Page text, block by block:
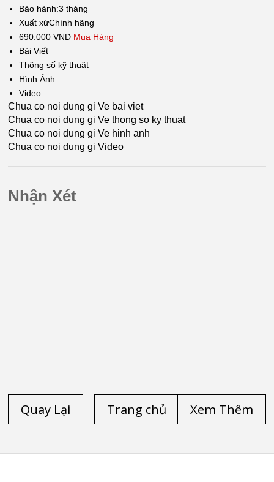
Bảo hành:3 tháng
Xuất xứChính hãng
690.000 VND Mua Hàng
Bài Viết
Thông số kỹ thuật
Hình Ảnh
Video
Chua co noi dung gi Ve bai viet
Chua co noi dung gi Ve thong so ky thuat
Chua co noi dung gi Ve hinh anh
Chua co noi dung gi Video
Nhận Xét
Quay Lại Xem Thêm
Trang chủ